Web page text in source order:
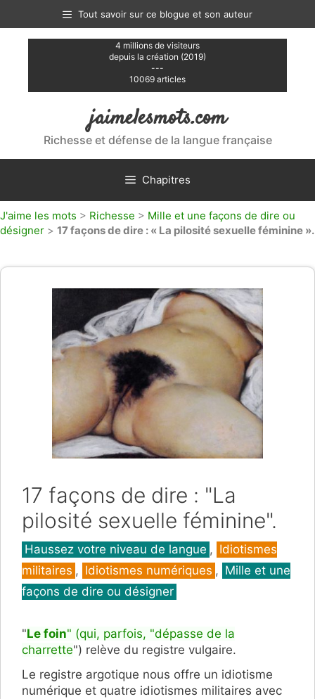
contenu
Tout savoir sur ce blogue et son auteur
4 millions de visiteurs
depuis la création (2019)
---
10069 articles
jaimelesmots.com
Richesse et défense de la langue française
Chapitres
J'aime les mots > Richesse > Mille et une façons de dire ou
désigner > 17 façons de dire : « La pilosité sexuelle féminine ».
17 façons de dire : "La
pilosité sexuelle féminine".
Catégories
Haussez votre niveau de langue , Idiotismes
militaires , Idiotismes numériques , Mille et une
façons de dire ou désigner
"Le foin" (qui, parfois, "dépasse de la
charrette") relève du registre vulgaire.
Le registre argotique nous offre un idiotisme
numérique et quatre idiotismes militaires avec